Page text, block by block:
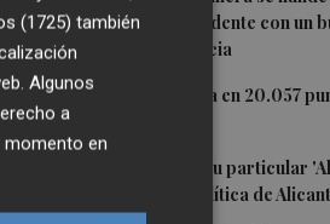
daños en un incidente con un
puerto de Valencia
2El Ibex 35 cierra en 20.057
El PSPV ultima su particular
Conferencia Política de
(1725) también
Algunos
a
momento en